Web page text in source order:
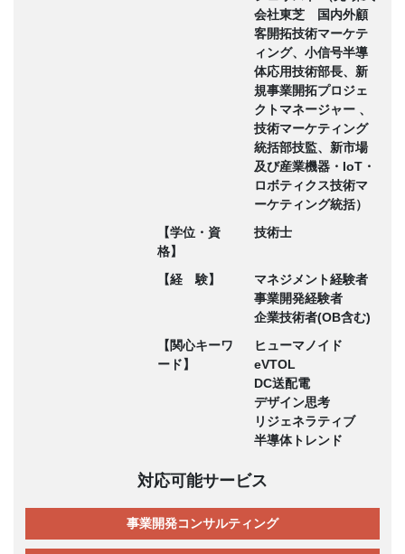
会社東芝 国内外顧
客開拓技術マーケテ
ィング、小信号半導
体応用技術部長、新
規事業開拓プロジェ
クトマネージャー 、
技術マーケティング
統括部技監、新市場
及び産業機器・IoT・
ロボティクス技術マ
ーケティング統括）
【学位・資
格】
技術士
【経 験】
マネジメント経験者
事業開発経験者
企業技術者(OB含む)
【関心キーワ
ード】
ヒューマノイド
eVTOL
DC送配電
デザイン思考
リジェネラティブ
半導体トレンド
対応可能サービス
事業開発コンサルティング